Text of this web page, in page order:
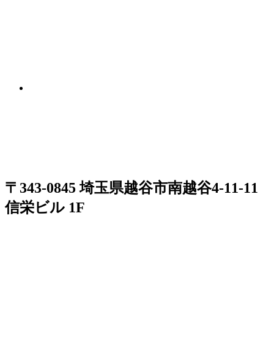
〒343-0845 埼玉県越谷市南越谷4-11-11
信栄ビル 1F